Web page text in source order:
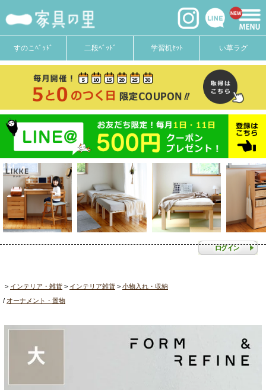
すのこﾍﾞｯﾄﾞ 二段ﾍﾞｯﾄﾞ 学習机ｾｯﾄ い草ラグ
インテリア・雑貨 インテリア雑貨
小物入れ・収納
オーナメント・置物